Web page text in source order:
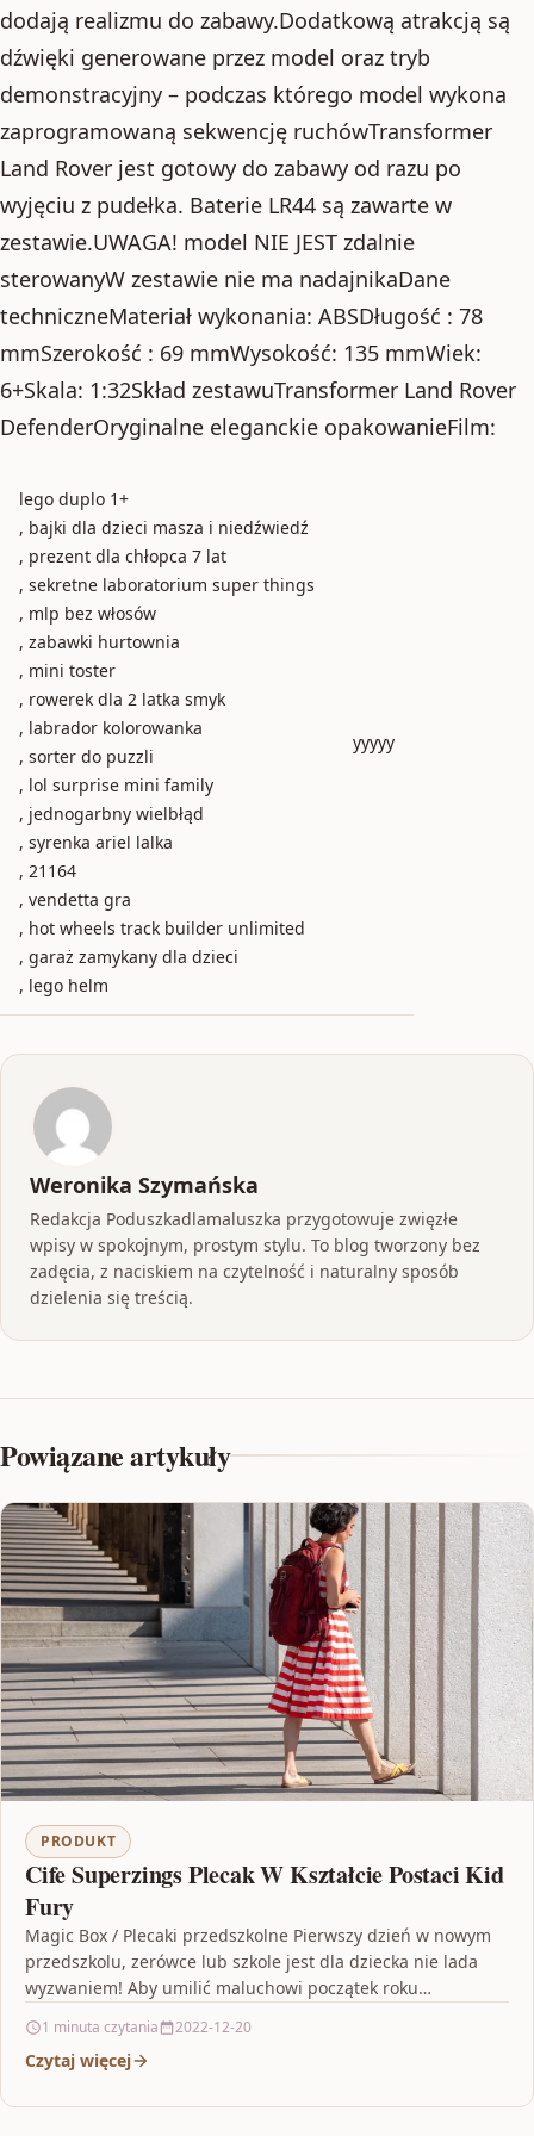
dodają realizmu do zabawy.Dodatkową atrakcją są
dźwięki generowane przez model oraz tryb
demonstracyjny – podczas którego model wykona
zaprogramowaną sekwencję ruchówTransformer
Land Rover jest gotowy do zabawy od razu po
wyjęciu z pudełka. Baterie LR44 są zawarte w
zestawie.UWAGA! model NIE JEST zdalnie
sterowanyW zestawie nie ma nadajnikaDane
techniczneMateriał wykonania: ABSDługość : 78
mmSzerokość : 69 mmWysokość: 135 mmWiek:
6+Skala: 1:32Skład zestawuTransformer Land Rover
DefenderOryginalne eleganckie opakowanieFilm:
lego duplo 1+
, bajki dla dzieci masza i niedźwiedź
, prezent dla chłopca 7 lat
, sekretne laboratorium super things
, mlp bez włosów
, zabawki hurtownia
, mini toster
, rowerek dla 2 latka smyk
, labrador kolorowanka
, sorter do puzzli
, lol surprise mini family
, jednogarbny wielbłąd
, syrenka ariel lalka
, 21164
, vendetta gra
, hot wheels track builder unlimited
, garaż zamykany dla dzieci
, lego helm
yyyyy
Weronika Szymańska
Redakcja Poduszkadlamaluszka przygotowuje zwięzłe
wpisy w spokojnym, prostym stylu. To blog tworzony bez
zadęcia, z naciskiem na czytelność i naturalny sposób
dzielenia się treścią.
Powiązane artykuły
PRODUKT
Cife Superzings Plecak W Kształcie Postaci Kid
Fury
Magic Box / Plecaki przedszkolne Pierwszy dzień w nowym
przedszkolu, zerówce lub szkole jest dla dziecka nie lada
wyzwaniem! Aby umilić maluchowi początek roku…
1 minuta czytania 2022-12-20
Czytaj więcej